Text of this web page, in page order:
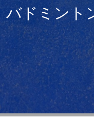
バドミント